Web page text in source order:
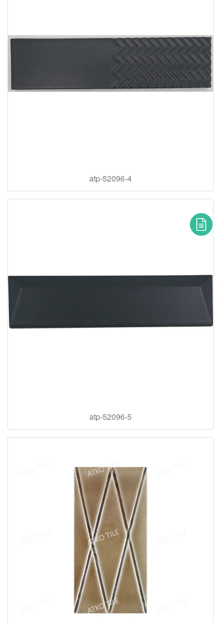
atp-52096-4
atp-52096-5